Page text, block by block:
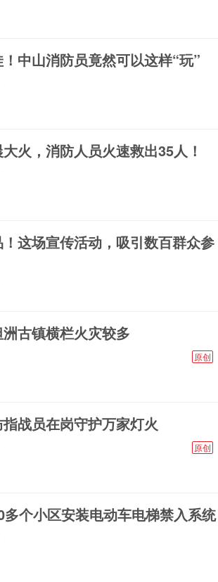
中山消防员竟然可以这样“玩”
火，消防人员火速救出35人！
这场宣传活动，吸引数百群众参
古镇横栏火灾较多
原创
战员在岗守护万家灯火
原创
个小区安装电动车电梯禁入系统